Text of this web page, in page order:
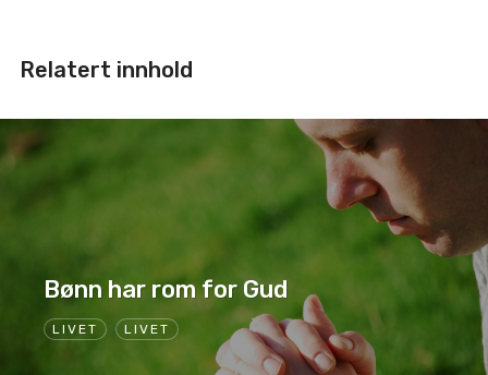
Relatert innhold
LIVET LIVET
Bønn har rom for Gud